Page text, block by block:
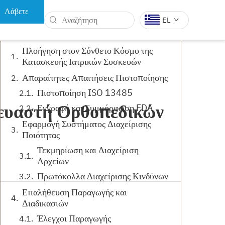
ΔΕΝΤΡΙΚΆ ΕΡΓΑΛΕΊΑ
Λάβετε
EL
Ορθοπεδικών
Πίνακας Περιεχομένων
Πλοήγηση στον Σύνθετο Κόσμο της
Κατασκευής Ιατρικών Συσκευών
Απαραίτητες Απαιτήσεις Πιστοποίησης
Πιστοποίηση ISO 13485
Εγγραφή και Συμμόρφωση FDA
Εφαρμογή Συστήματος Διαχείρισης
Ποιότητας
Τεκμηρίωση και Διαχείριση
Αρχείων
Πρωτόκολλα Διαχείρισης Κινδύνων
Επαλήθευση Παραγωγής και
Διαδικασιών
Έλεγχοι Παραγωγής